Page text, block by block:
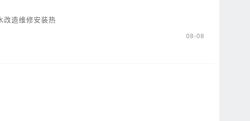
08-08
改造维修安装热